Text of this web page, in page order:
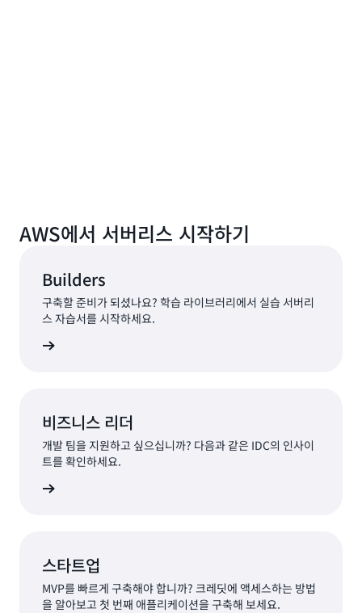
AWS에서 서버리스 시작하기
Builders
구축할 준비가 되셨나요? 학습 라이브러리에서 실습 서버리
스 자습서를 시작하세요.
비즈니스 리더
개발 팀을 지원하고 싶으십니까? 다음과 같은 IDC의 인사이
트를 확인하세요.
스타트업
MVP를 빠르게 구축해야 합니까? 크레딧에 액세스하는 방법
을 알아보고 첫 번째 애플리케이션을 구축해 보세요.